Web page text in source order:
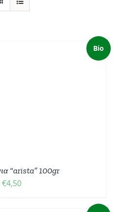
Bio
“arista” 100gr
€4,50